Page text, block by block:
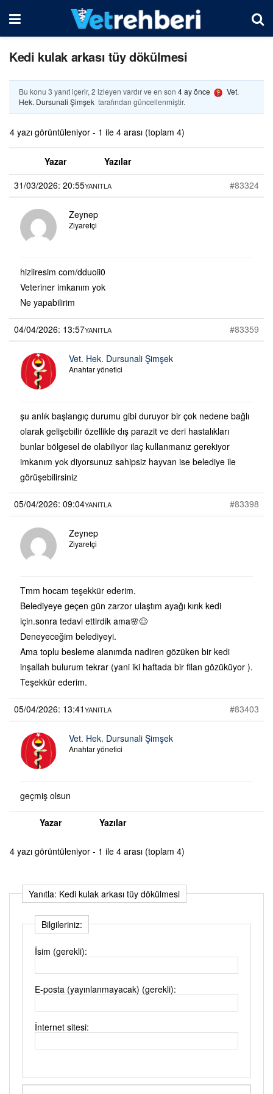
Kedi kulak arkası tüy dökülmesi
Bu konu 3 yanıt içerir, 2 izleyen vardır ve en son 4 ay önce
Vet.
Hek. Dursunali Şimşek tarafından güncellenmiştir.
4 yazı görüntüleniyor - 1 ile 4 arası (toplam 4)
Yazar
Yazılar
31/03/2026: 20:55
#83324
YANITLA
Zeynep
Ziyaretçi
hizliresim com/dduoii0
Veteriner imkanım yok
Ne yapabilirim
04/04/2026: 13:57 #83359
YANITLA
Vet. Hek. Dursunali Şimşek
Anahtar yönetici
şu anlık başlangıç durumu gibi duruyor bir çok nedene bağlı
olarak gelişebilir özellikle dış parazit ve deri hastalıkları
bunlar bölgesel de olabiliyor ilaç kullanmanız gerekiyor
imkanım yok diyorsunuz sahipsiz hayvan ise belediye ile
görüşebilirsiniz
05/04/2026: 09:04 #83398
YANITLA
Zeynep
Ziyaretçi
Tmm hocam teşekkür ederim.
Belediyeye geçen gün zarzor ulaştım ayağı kırık kedi
için.sonra tedavi ettirdik ama🌸😊
Deneyeceğim belediyeyi.
Ama toplu besleme alanımda nadiren gözüken bir kedi
inşallah bulurum tekrar (yani iki haftada bir filan gözüküyor ).
Teşekkür ederim.
05/04/2026: 13:41 #83403
YANITLA
Vet. Hek. Dursunali Şimşek
Anahtar yönetici
geçmiş olsun
Yazar Yazılar
4 yazı görüntüleniyor - 1 ile 4 arası (toplam 4)
Yanıtla: Kedi kulak arkası tüy dökülmesi
Bilgileriniz:
İsim (gerekli):
E-posta (yayınlanmayacak) (gerekli):
İnternet sitesi: